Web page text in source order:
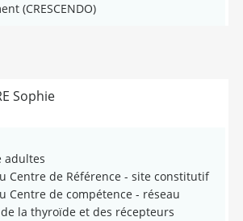
(CRESCENDO)
Sophie
adultes
Centre de Référence - site constitutif
Centre de compétence - réseau
la thyroïde et des récepteurs